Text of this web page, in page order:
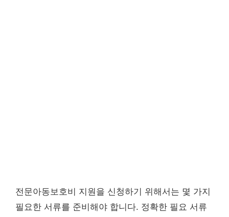
전문아동보호비 지원을 신청하기 위해서는 몇 가지
필요한 서류를 준비해야 합니다. 정확한 필요 서류